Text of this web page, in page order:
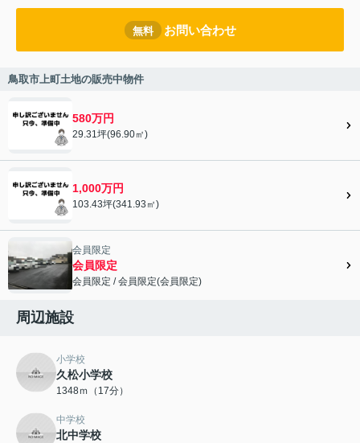
無料 お問い合わせ
鳥取市上町土地の販売中物件
580万円
29.31坪(96.90㎡)
1,000万円
103.43坪(341.93㎡)
会員限定
会員限定
会員限定 /会員限定(会員限定)
周辺施設
小学校
久松小学校
1348ｍ（17分）
中学校
北中学校